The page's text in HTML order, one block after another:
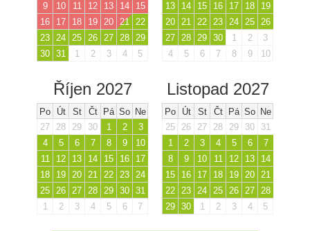
9
10 11 12 13 14
15
16
17 18 19 20 21 22
23 24 25 26 27 28 29
30 31 1 2 3 4 5
13
14 15 16 17 18
19
20 21 22 23 24 25 26
27 28 29 30 1 2
3
4
5 6 7 8 9 10
Říjen 2027
Po Út St Čt Pá So Ne
27
28 29 30 1 2
3
4
5 6 7 8 9
10
11
12 13 14 15 16
17
18
19 20 21 22 23 24
25 26 27 28 29 30 31
1
2 3 4 5 6 7
Listopad 2027
Po Út St Čt Pá So Ne
25
26 27 28 29 30
31
1
2 3 4 5 6
7
8
9 10 11 12 13
14
15
16 17 18 19 20 21
22 23 24 25 26 27 28
29 30 1 2 3 4 5